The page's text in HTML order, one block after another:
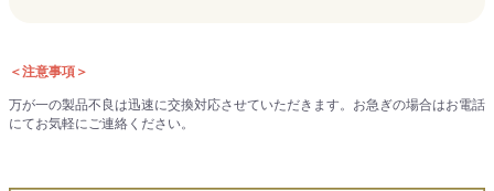
＜注意事項＞
万が一の製品不良は迅速に交換対応させていただきます。お急ぎの場合はお電話
にてお気軽にご連絡ください。